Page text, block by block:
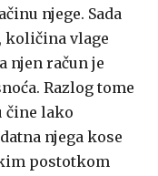
njege. Sada
količina vlage
njen račun je
Razlog tome
čine lako
njega kose
postotkom